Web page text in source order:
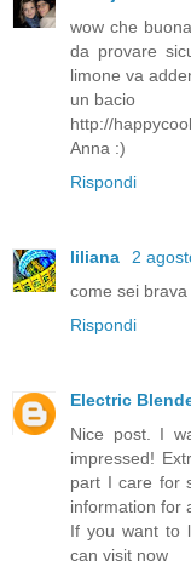
wow che
da provare
limone va
un bacio
http://
Anna :)
Rispondi
liliana
2
come sei
Rispondi
Electric
Nice post. I
impressed!
part I care for
information for
If you want to
can visit now